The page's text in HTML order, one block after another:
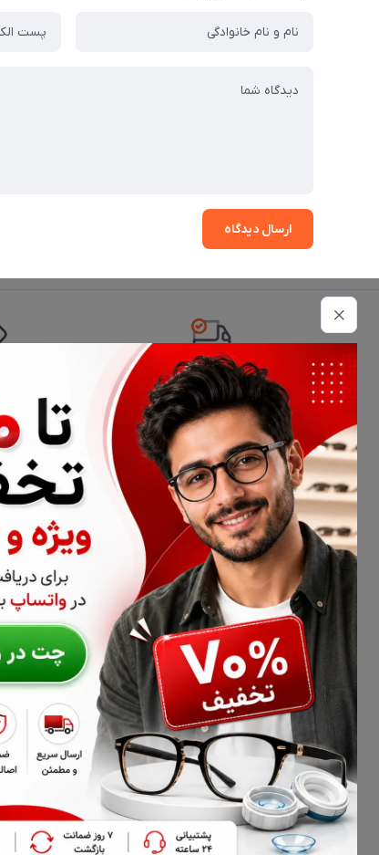
ارسال دیدگاه
تحویل اکسپرس
اطلاعات تماس
02177116909
info@civiliha.com
ارسال فوری در تهران + ارسال به سراسر کشور
درباره فروشگاه عینک و عدسی سیویلیها
سیویلیها فروشگاه تخصصی عینک طبی، فریم عینک و
سیویلیها می‌توانید انواع عدسی طبی، عدسی آنتی‌رفلکس،
گزینه مشاوره دریافت کنید.
تیم سیویلیها تلاش می‌کند با ارائه برندهای معتبر،
مطمئن‌تر و سریع‌تر کند. امکان ارسال در تهران و سراسر